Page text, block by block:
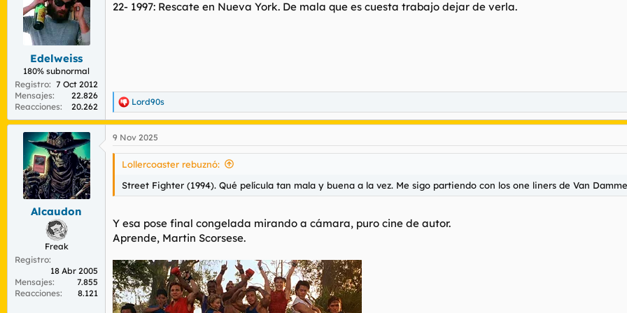
i
Edelweiss
180% subnormal
Registro
7 Oct 2012
Mensajes
22.826
Reacciones
20.262
22- 1997: Rescate en Nueva York. De mala que es cuesta trabajo dejar de verla.
R
e
a
c
c
e
:
Lord90s
Alcaudon
Freak
Registro
18 Abr 2005
Mensajes
7.855
Reacciones
8.121
9 Nov 2025
Lollercoaster rebuznó:
Street Fighter (1994). Qué película tan mala y buena a la vez. Me sigo partiendo con los one liners de Van
Y esa pose final congelada mirando a cámara, puro cine de autor.
Aprende, Martin Scorsese.